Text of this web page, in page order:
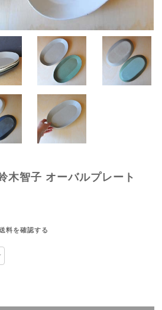
木智子 オーバルプレート
料を確認する